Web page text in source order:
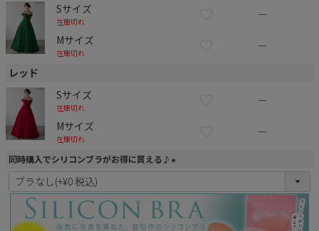
Sサイズ
在庫切れ
—
Mサイズ
在庫切れ
—
レッド
Sサイズ
在庫切れ
—
Mサイズ
在庫切れ
—
同時購入でシリコンブラがお得に買える♪
(
須
)